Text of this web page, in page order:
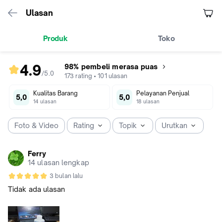
Ulasan
Produk Toko
4.9/5.0
rating
4.9
5
98% pembeli merasa puas
173 rating • 101 ulasan
5,0 Kualitas Barang
14 ulasan 5,0 Pelayanan Penjual
18 ulasan
Foto & Video Rating Topik Urutkan
Ferry
14 ulasan lengkap
3 bulan lalu
Tidak ada ulasan